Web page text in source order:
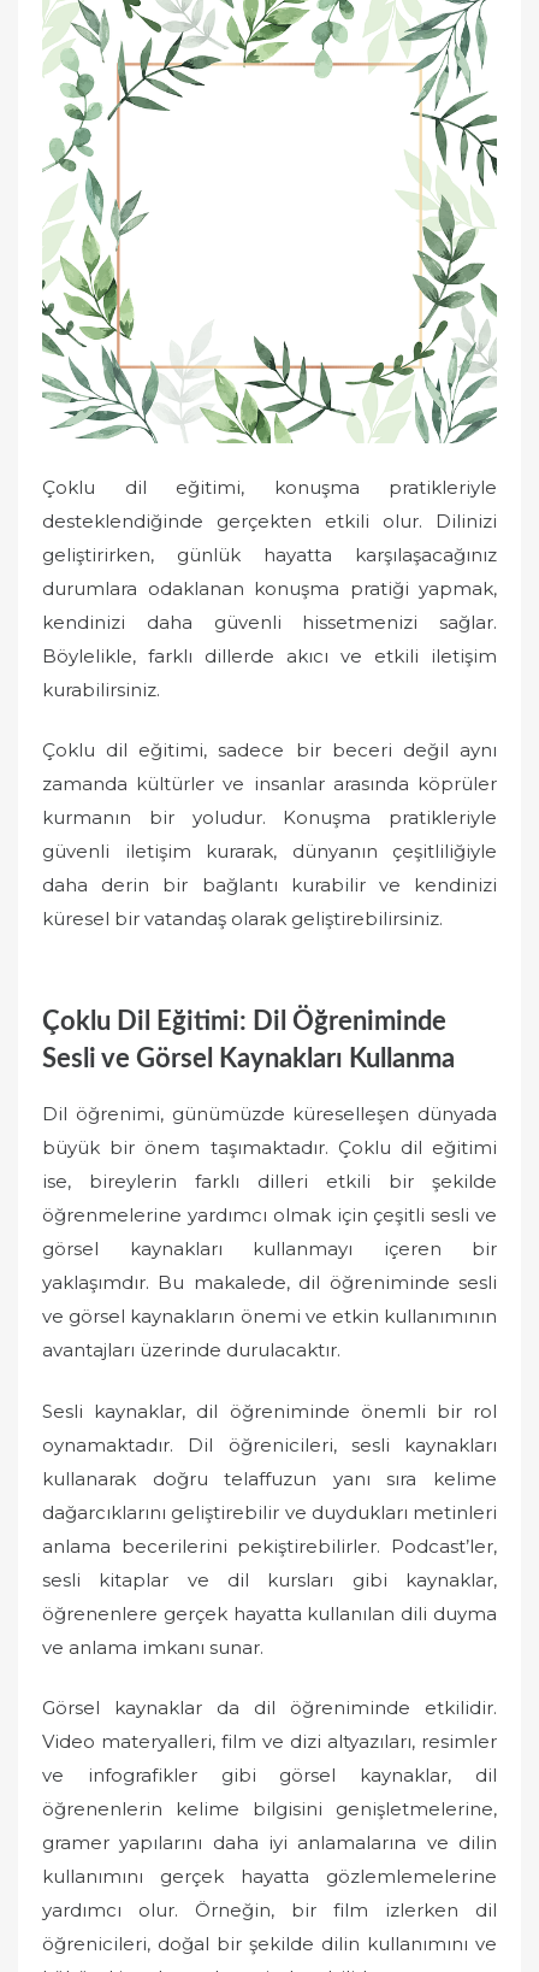
Çoklu dil eğitimi, konuşma pratikleriyle
desteklendiğinde gerçekten etkili olur. Dilinizi
geliştirirken, günlük hayatta karşılaşacağınız
durumlara odaklanan konuşma pratiği yapmak,
kendinizi daha güvenli hissetmenizi sağlar.
Böylelikle, farklı dillerde akıcı ve etkili iletişim
kurabilirsiniz.
Çoklu dil eğitimi, sadece bir beceri değil aynı
zamanda kültürler ve insanlar arasında köprüler
kurmanın bir yoludur. Konuşma pratikleriyle
güvenli iletişim kurarak, dünyanın çeşitliliğiyle
daha derin bir bağlantı kurabilir ve kendinizi
küresel bir vatandaş olarak geliştirebilirsiniz.
Çoklu Dil Eğitimi: Dil Öğreniminde
Sesli ve Görsel Kaynakları Kullanma
Dil öğrenimi, günümüzde küreselleşen dünyada
büyük bir önem taşımaktadır. Çoklu dil eğitimi
ise, bireylerin farklı dilleri etkili bir şekilde
öğrenmelerine yardımcı olmak için çeşitli sesli ve
görsel kaynakları kullanmayı içeren bir
yaklaşımdır. Bu makalede, dil öğreniminde sesli
ve görsel kaynakların önemi ve etkin kullanımının
avantajları üzerinde durulacaktır.
Sesli kaynaklar, dil öğreniminde önemli bir rol
oynamaktadır. Dil öğrenicileri, sesli kaynakları
kullanarak doğru telaffuzun yanı sıra kelime
dağarcıklarını geliştirebilir ve duydukları metinleri
anlama becerilerini pekiştirebilirler. Podcast’ler,
sesli kitaplar ve dil kursları gibi kaynaklar,
öğrenenlere gerçek hayatta kullanılan dili duyma
ve anlama imkanı sunar.
Görsel kaynaklar da dil öğreniminde etkilidir.
Video materyalleri, film ve dizi altyazıları, resimler
ve infografikler gibi görsel kaynaklar, dil
öğrenenlerin kelime bilgisini genişletmelerine,
gramer yapılarını daha iyi anlamalarına ve dilin
kullanımını gerçek hayatta gözlemlemelerine
yardımcı olur. Örneğin, bir film izlerken dil
öğrenicileri, doğal bir şekilde dilin kullanımını ve